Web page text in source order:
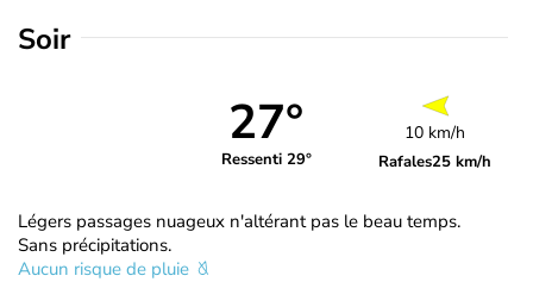
Soir
27°
Ressenti 29°
10 km/h
Rafales25 km/h
Légers passages nuageux n'altérant pas le beau temps.
Sans précipitations.
Aucun risque de pluie